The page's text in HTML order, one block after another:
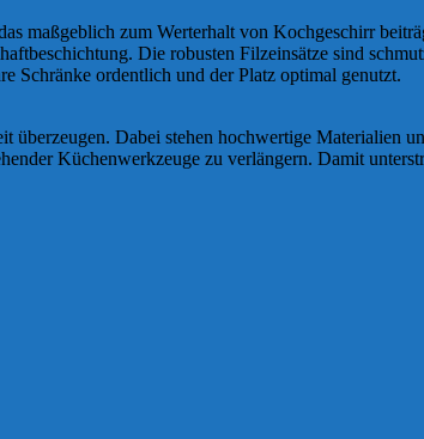
maßgeblich zum Werterhalt von Kochgeschirr
Die robusten Filzeinsätze sind
Schränke ordentlich und der Platz optimal genutzt.
Dabei stehen hochwertige Materialien
Küchenwerkzeuge zu verlängern. Damit